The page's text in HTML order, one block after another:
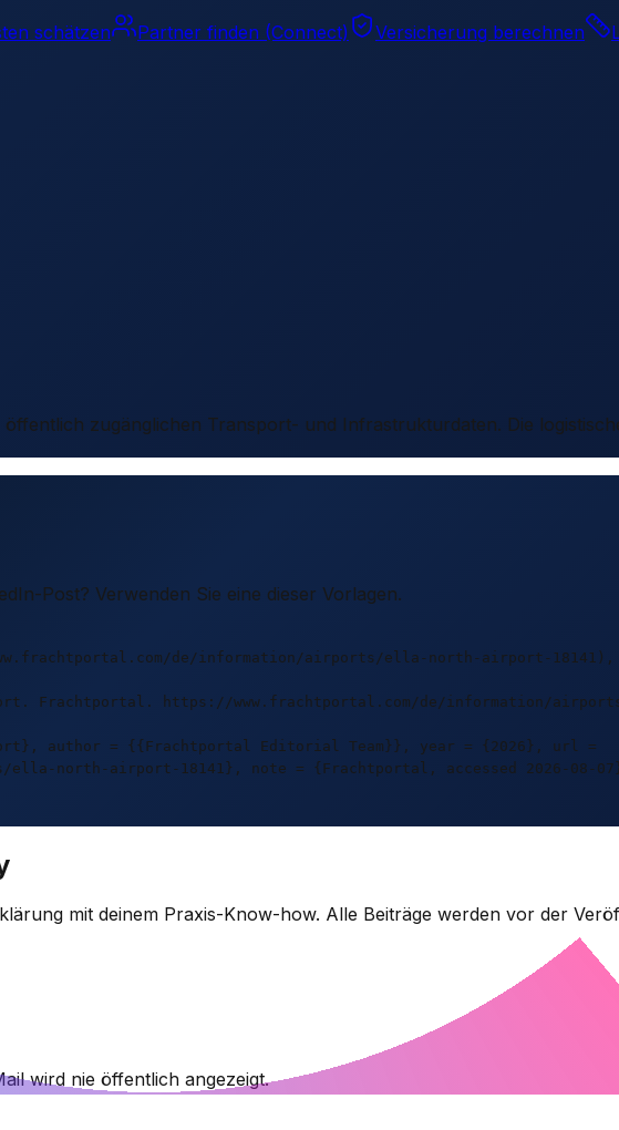
schätzen Partner finden (Connect) Versicherung berechnen
zugänglichen Transport- und Infrastrukturdaten. Die
Post? Verwenden Sie eine dieser Vorlagen.
de/information/airports/ella-north-airport-18141),
Frachtportal. https://www.frachtportal.com/de/information/
author = {{Frachtportal Editorial Team}}, year = {2026}, url =
north-airport-18141}, note = {Frachtportal, accessed 2026-08-
mit deinem Praxis-Know-how. Alle Beiträge werden vor der
wird nie öffentlich angezeigt.